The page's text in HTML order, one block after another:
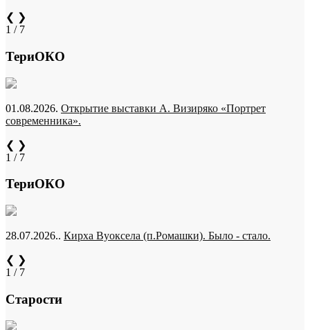
❮ ❯
1 / 7
ТериОКО
01.08.2026. Открытие выставки А. Визиряко «Портрет
современника».
❮ ❯
1 / 7
ТериОКО
28.07.2026.. Кирха Вуоксела (п.Ромашки). Было - стало.
❮ ❯
1 / 7
Старости